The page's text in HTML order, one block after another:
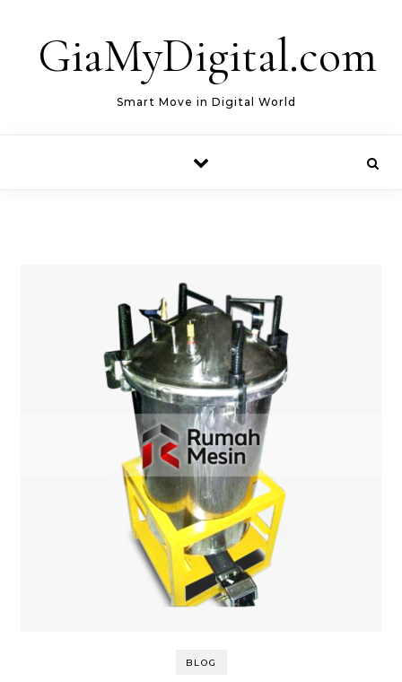
GiaMyDigital.com
Smart Move in Digital World
BLOG